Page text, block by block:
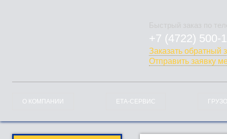
+7 (4722) 500-
778-128
Заказать обратный
Отправить заявку
О КОМПАНИИ ЕТА-СЕРВИС